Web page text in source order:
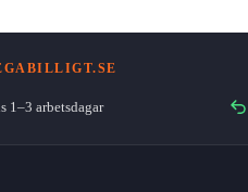
1–3 arbetsdagar